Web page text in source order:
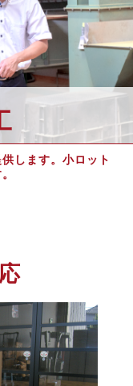
します。小ロット